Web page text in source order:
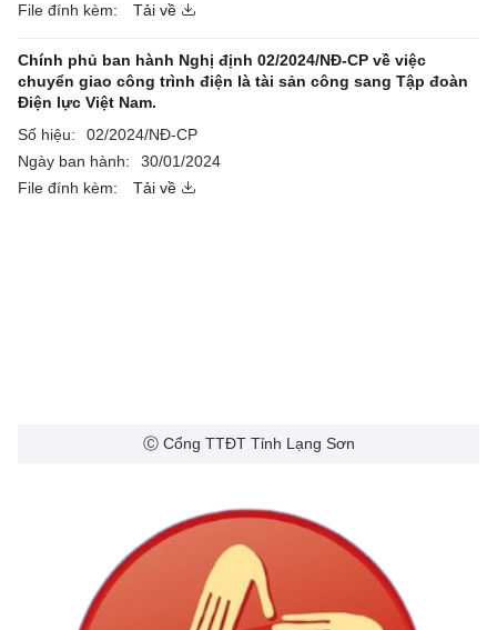
File đính kèm:
Tải về
Chính phủ ban hành Nghị định 02/2024/NĐ-CP về việc
chuyển giao công trình điện là tài sản công sang Tập đoàn
Điện lực Việt Nam.
Số hiệu:
02/2024/NĐ-CP
Ngày ban hành:
30/01/2024
File đính kèm:
Tải về
Ⓒ Cổng TTĐT Tỉnh Lạng Sơn